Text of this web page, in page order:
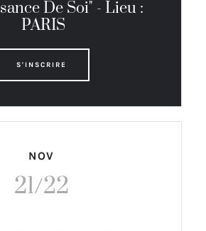
De Soi" - Lieu :
PARIS
S'INSCRIRE
NOV
21/22